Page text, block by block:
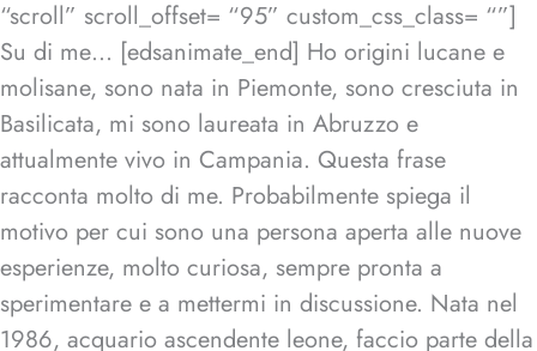
“scroll” scroll_offset= “95” custom_css_class= “”]
Su di me… [edsanimate_end] Ho origini lucane e
molisane, sono nata in Piemonte, sono cresciuta in
Basilicata, mi sono laureata in Abruzzo e
attualmente vivo in Campania. Questa frase
racconta molto di me. Probabilmente spiega il
motivo per cui sono una persona aperta alle nuove
esperienze, molto curiosa, sempre pronta a
sperimentare e a mettermi in discussione. Nata nel
1986, acquario ascendente leone, faccio parte della